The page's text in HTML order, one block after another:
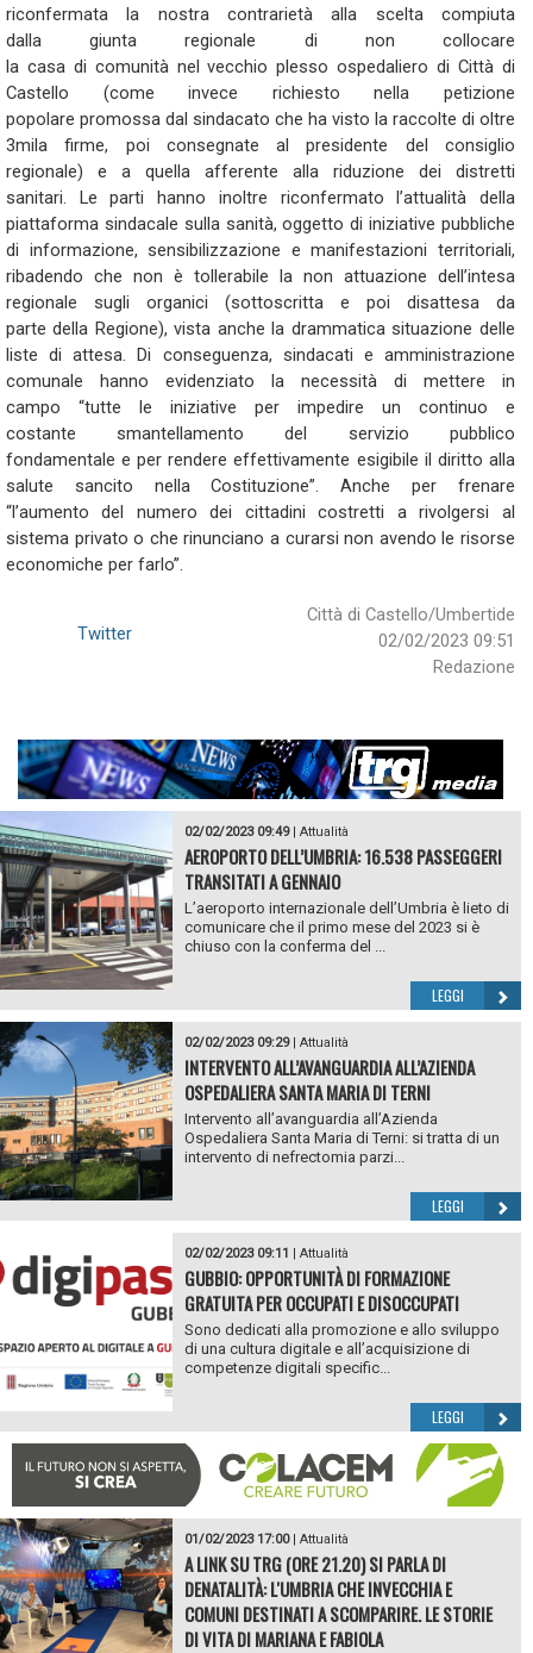
riconfermata la nostra contrarietà alla scelta compiuta
dalla giunta regionale di non collocare
la casa di comunità nel vecchio plesso ospedaliero di Città di
Castello (come invece richiesto nella petizione
popolare promossa dal sindacato che ha visto la raccolte di oltre
3mila firme, poi consegnate al presidente del consiglio
regionale) e a quella afferente alla riduzione dei distretti
sanitari. Le parti hanno inoltre riconfermato l’attualità della
piattaforma sindacale sulla sanità, oggetto di iniziative pubbliche
di informazione, sensibilizzazione e manifestazioni territoriali,
ribadendo che non è tollerabile la non attuazione dell’intesa
regionale sugli organici (sottoscritta e poi disattesa da
parte della Regione), vista anche la drammatica situazione delle
liste di attesa. Di conseguenza, sindacati e amministrazione
comunale hanno evidenziato la necessità di mettere in
campo “tutte le iniziative per impedire un continuo e
costante smantellamento del servizio pubblico
fondamentale e per rendere effettivamente esigibile il diritto alla
salute sancito nella Costituzione”. Anche per frenare
“l’aumento del numero dei cittadini costretti a rivolgersi al
sistema privato o che rinunciano a curarsi non avendo le risorse
economiche per farlo”.
Città di Castello/Umbertide
02/02/2023 09:51
Redazione
Twitter
02/02/2023 09:49| Attualità
AEROPORTO DELL’UMBRIA: 16.538 PASSEGGERI
TRANSITATI A GENNAIO
L’aeroporto internazionale dell’Umbria è lieto di
comunicare che il primo mese del 2023 si è
chiuso con la conferma del ...
LEGGI
02/02/2023 09:29| Attualità
INTERVENTO ALL’AVANGUARDIA ALL’AZIENDA
OSPEDALIERA SANTA MARIA DI TERNI
Intervento all’avanguardia all’Azienda
Ospedaliera Santa Maria di Terni: si tratta di un
intervento di nefrectomia parzi...
LEGGI
02/02/2023 09:11 Attualità
GUBBIO: OPPORTUNITÀ DI FORMAZIONE
GRATUITA PER OCCUPATI E DISOCCUPATI
Sono dedicati alla promozione e allo sviluppo
di una cultura digitale e all’acquisizione di
competenze digitali specific...
LEGGI
01/02/2023 17:00| Attualità
A LINK SU TRG (ORE 21.20) SI PARLA DI
DENATALITÀ: L'UMBRIA CHE INVECCHIA E
COMUNI DESTINATI A SCOMPARIRE. LE STORIE
DI VITA DI MARIANA E FABIOLA